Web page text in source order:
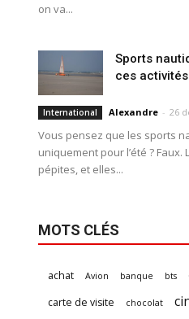
on va...
Sports
ces
International Alexandre - 26
Vous pensez que les sports
uniquement pour l’été ? Faux.
pépites, et elles...
MOTS CLÉS
achat Avion banque bts
carte de visite chocolat